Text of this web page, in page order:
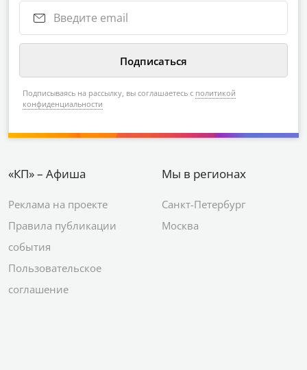
Подписываясь на рассылку, вы соглашаетесь с политикой
конфиденциальности
«КП» – Афиша
Реклама на проекте
Правила публикации
события
Пользовательское
соглашение
Мы в регионах
Санкт-Петербург
Москва